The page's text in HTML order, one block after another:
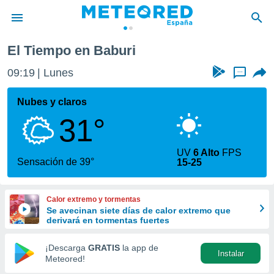
de
por
que se
calidad.
a este
las
y
forma
digital
basada
El Tiempo en Baburi
09:19 Lunes ...
Nubes y claros
31°
Sensación de 39°
UV6 Alto FPS
15-25
Calor extremo y tormentas
Se avecinan siete días de calor extremo que
derivará en tormentas fuertes
¡Descarga GRATIS la app de
Meteored!
Instalar